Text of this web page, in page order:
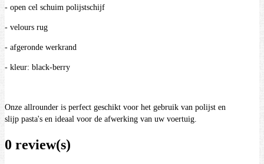
- open cel schuim polijstschijf
- velours rug
- afgeronde werkrand
- kleur: black-berry
Onze allrounder is perfect geschikt voor het gebruik van polijst en
slijp pasta's en ideaal voor de afwerking van uw voertuig.
0 review(s)